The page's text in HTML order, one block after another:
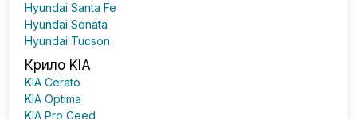
Hyundai Santa Fe
Hyundai Sonata
Hyundai Tucson
Крило KIA
KIA Cerato
KIA Optima
KIA Pro Ceed